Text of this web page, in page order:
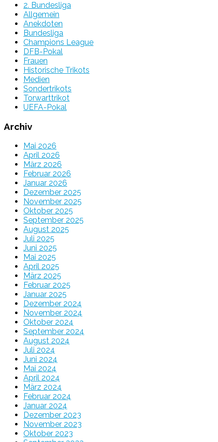
2. Bundesliga
Allgemein
Anekdoten
Bundesliga
Champions League
DFB-Pokal
Frauen
Historische Trikots
Medien
Sondertrikots
Torwarttrikot
UEFA-Pokal
Archiv
Mai 2026
April 2026
März 2026
Februar 2026
Januar 2026
Dezember 2025
November 2025
Oktober 2025
September 2025
August 2025
Juli 2025
Juni 2025
Mai 2025
April 2025
März 2025
Februar 2025
Januar 2025
Dezember 2024
November 2024
Oktober 2024
September 2024
August 2024
Juli 2024
Juni 2024
Mai 2024
April 2024
März 2024
Februar 2024
Januar 2024
Dezember 2023
November 2023
Oktober 2023